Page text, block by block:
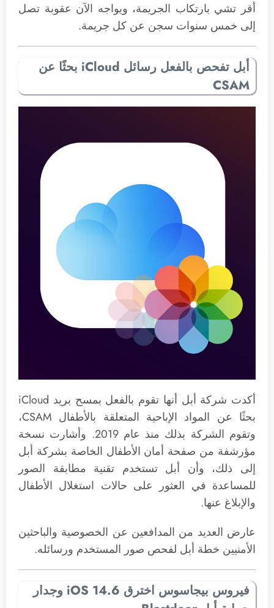
أقر تشي بارتكاب الجريمة، ويواجه الآن عقوبة تصل
إلى خمس سنوات سجن عن كل جريمة.
أبل تفحص بالفعل رسائل iCloud بحثًا عن
CSAM
أكدت شركة أبل أنها تقوم بالفعل بمسح بريد iCloud
بحثًا عن المواد الإباحية المتعلقة بالأطفال CSAM،
وتقوم الشركة بذلك منذ عام 2019. وأشارت نسخة
مؤرشفة من صفحة أمان الأطفال الخاصة بشركة أبل
إلى ذلك، وأن أبل تستخدم تقنية مطابقة الصور
للمساعدة في العثور على حالات استغلال الأطفال
والإبلاغ عنها.
عارض العديد من المدافعين عن الخصوصية والباحثين
الأمنيين خطة أبل لفحص صور المستخدم ورسائله.
فيروس بيجاسوس اخترق iOS 14.6 وجدار